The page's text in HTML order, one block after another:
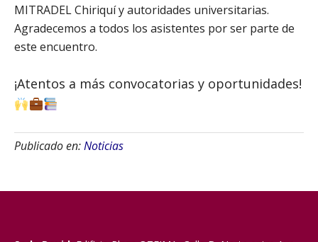
MITRADEL Chiriquí y autoridades universitarias.
Agradecemos a todos los asistentes por ser parte de
este encuentro.
¡Atentos a más convocatorias y oportunidades!
Publicado en:Noticias